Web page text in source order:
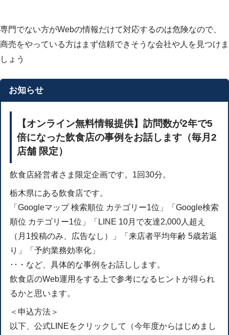
専門でない方がWebの情報だけて対応するのは危険なので、
商売をやっている方はまず信頼できそうな会社や人を見つけま
しょう
お知らせ
【オンライン無料情報提供】訪問数が2年で5
倍になった飲食店の事例をお話します（毎月2
店舗 限定）
飲食店経営者さま限定企画です。1回30分。
栃木県にある飲食店です。
「Googleマップ 検索順位 カテゴリー1位」「Google検索
順位 カテゴリー1位」「LINE 10月で友達2,000人超え
（月1投稿のみ、広告なし）」「来店者平均年齢 5歳若返
り」「予約業務効率化」
･･・など、具体的な事例をお話しします。
飲食店のWeb運用をする上で参考になるヒントが得られ
るかと思います。
＜申込方法＞
以下、公式LINEをクリックして（今年度からはじめまし